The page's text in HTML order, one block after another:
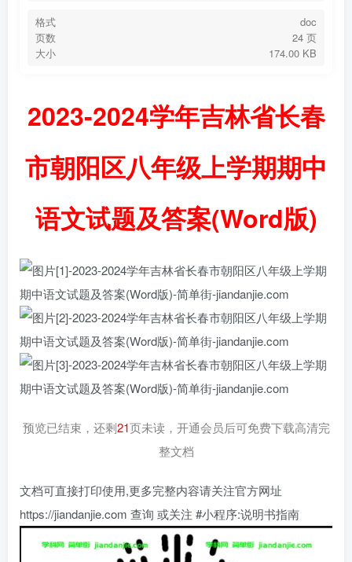
格式
doc
页数
24 页
大小
174.00 KB
2023-2024学年吉林省长春
市朝阳区八年级上学期期中
语文试题及答案(Word版)
预览已结束，还剩21页未读，开通会员后可免费下载高清完
整文档
文档可直接打印使用,更多完整内容请关注官方网址
https://jiandanjie.com 查询 或关注 #小程序:说明书指南